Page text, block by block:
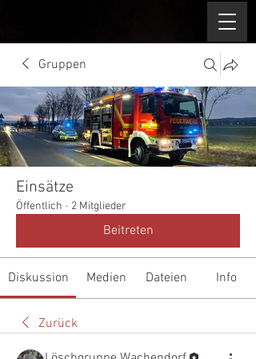
Gruppen
Einsätze
Öffentlich · 2 Mitglieder
Beitreten
Diskussion Medien Dateien Info
Zurück